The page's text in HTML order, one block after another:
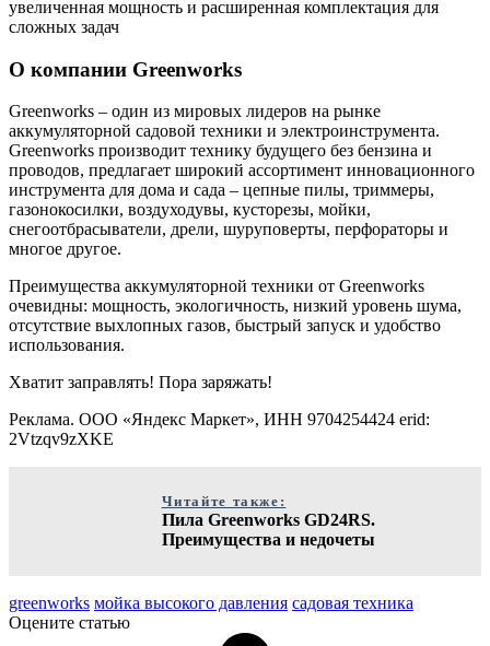
О компании Greenworks
Greenworks – один из мировых лидеров на рынке
аккумуляторной садовой техники и электроинструмента.
Greenworks производит технику будущего без бензина и
проводов, предлагает широкий ассортимент инновационного
инструмента для дома и сада – цепные пилы, триммеры,
газонокосилки, воздуходувы, кусторезы, мойки,
снегоотбрасыватели, дрели, шуруповерты, перфораторы и
многое другое.
Преимущества аккумуляторной техники от Greenworks
очевидны: мощность, экологичность, низкий уровень шума,
отсутствие выхлопных газов, быстрый запуск и удобство
использования.
Хватит заправлять! Пора заряжать!
Реклама. ООО «Яндекс Маркет», ИНН 9704254424 erid:
2Vtzqv9zXKE
Читайте также:
Пила Greenworks GD24RS.
Преимущества и недочеты
greenworks мойка высокого давления садовая техника
Оцените статью